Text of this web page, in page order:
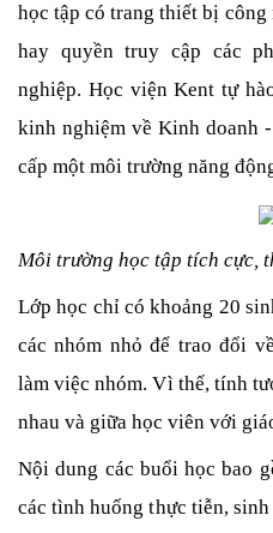
học tập có trang thiết bị
hay quyền truy cập các
nghiệp. Học viện Kent tự
kinh nghiệm về Kinh doanh
cấp một môi trường năng
Môi trường học tập tích cực,
Lớp học chỉ có khoảng 20
các nhóm nhỏ để trao đổi
làm việc nhóm. Vì thế, tính
nhau và giữa học viên với
Nội dung các buổi học bao
các tình huống thực tiễn,